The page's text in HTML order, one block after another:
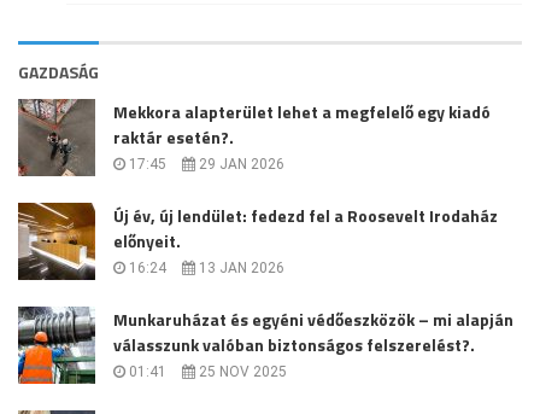
GAZDASÁG
Mekkora alapterület lehet a megfelelő egy kiadó
raktár esetén?.
17:45 29 JAN 2026
Új év, új lendület: fedezd fel a Roosevelt Irodaház
előnyeit.
16:24 13 JAN 2026
Munkaruházat és egyéni védőeszközök – mi alapján
válasszunk valóban biztonságos felszerelést?.
01:41 25 NOV 2025